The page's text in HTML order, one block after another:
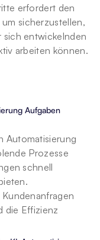
erfordert den
sicherzustellen,
sich entwickelnden
arbeiten können.
Aufgaben
Automatisierung
Prozesse
schnell
die Effizienz